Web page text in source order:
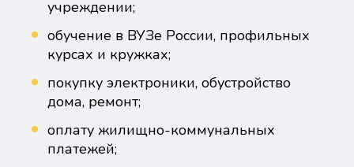
учреждении;
обучение в ВУЗе России, профильных
курсах и кружках;
покупку электроники, обустройство
дома, ремонт;
оплату жилищно-коммунальных
платежей;